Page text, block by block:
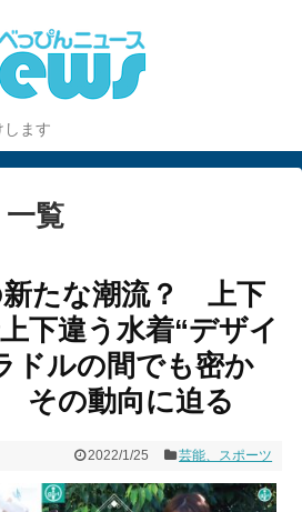
します
一覧
新たな潮流？ 上下
下違う水着“デザイ
ドルの間でも密か
その動向に迫る
2022/1/25 芸能、スポーツ